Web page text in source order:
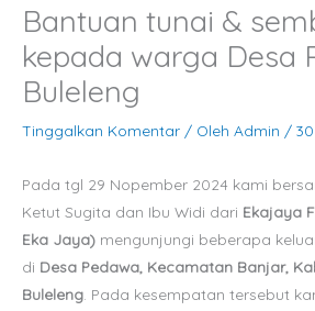
Bantuan tunai &
kepada warga Desa
Buleleng
Tinggalkan Komentar / Oleh Admin /
Pada tgl 29 Nopember 2024 kami
Ketut Sugita dan Ibu Widi dari Ekajaya
Eka Jaya) mengunjungi beberapa
di Desa Pedawa, Kecamatan Banjar,
Buleleng . Pada kesempatan tersebut